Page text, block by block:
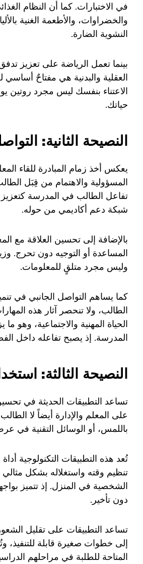
في الاختبارات. كما أن النظام
والخضراوات، والأطعمة الغنية
النشوية الضارة.
بينما تعمل الرياضة على تعزيز
العقلية والبدنية هي مفتاحٌ
الاعتناء بنفسك ليس مجرد روتين
حياتك.
النصيحة الثانية:
يعكس أخذ زمام المبادرة للقاء
المسؤولية والاهتمام من قِبَل
تفاعل الطالب في المدرسة كتعزيز
شبكة دعم أكاديمي من حوله.
بالإضافة إلى تحسين العلاقة مع
المساعدة أو التوجيه دون تحرج.
وليس مجرد متلقٍ للمعلومات.
كما يساهم التواصل الجانبي في
الطالب، ولا تنحصر آثار هذه
الحياة المهنية والاجتماعية،
المدرسة. إذ يصبح تفاعله داخل
النصيحة الثالثة:
تساعد التطبيقات الحديثة في
على المعلم والإدارة أيضاً لا
باللمس، أو الوسائل التقنية في
تُعد هذه التطبيقات التكنولوجية
تنظيم وقته واستغلاله بشكل مثالي
الشخصية في المنزل. إذ تتميز
دون تأخير.
تساعد التطبيقات على تقليل
إلى خطوات صغيرة قابلة للتنفيذ،
المتاحة للطلبة في مراحلهم